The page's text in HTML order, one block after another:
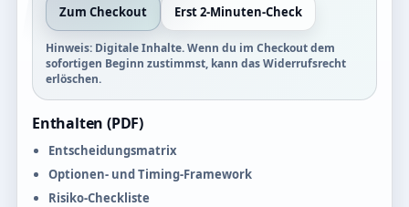
Zum Checkout Erst 2-Minuten-Check
Hinweis: Digitale Inhalte. Wenn du im Checkout dem
sofortigen Beginn zustimmst, kann das Widerrufsrecht
erlöschen.
Enthalten (PDF)
Entscheidungsmatrix
Optionen- und Timing-Framework
Risiko-Checkliste